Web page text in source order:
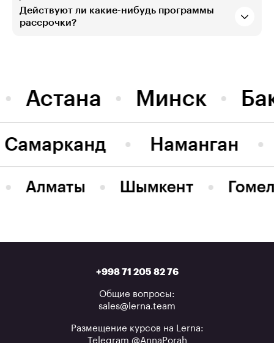
Действуют ли какие-нибудь программы
рассрочки?
Астана Минск
Наманган
Самарканд
Алматы Шымкент
+998 71 205 82 76
Общие вопросы:
sales@lerna.team
Размещение курсов на Lerna:
Telegram @AnnaPorah